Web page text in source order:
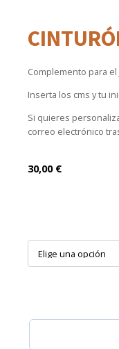
Complemento para
Inserta los cms y tu
Si quieres
correo electrónico
30,00 €